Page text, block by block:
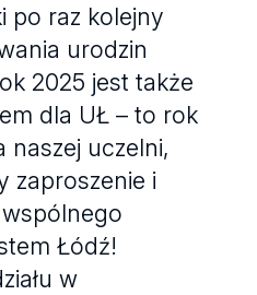
po raz kolejny
urodzin
2025 jest także
dla UŁ – to rok
naszej uczelni,
zaproszenie i
Łódź!
w